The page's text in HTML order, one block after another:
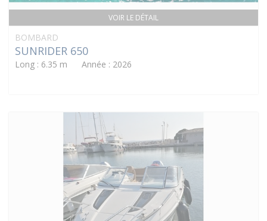
VOIR LE DÉTAIL
BOMBARD
SUNRIDER 650
Long : 6.35 m Année : 2026